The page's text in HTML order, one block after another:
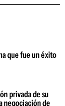
que fue un éxito
privada de su
negociación de